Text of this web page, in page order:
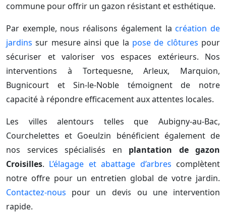
commune pour offrir un gazon résistant et esthétique.
Par exemple, nous réalisons également lacréation de
jardins sur mesure ainsi que la pose de clôtures pour
sécuriser et valoriser vos espaces extérieurs. Nos
interventions à Tortequesne, Arleux, Marquion,
Bugnicourt et Sin-le-Noble témoignent de notre
capacité à répondre efficacement aux attentes locales.
Les villes alentours telles que Aubigny-au-Bac,
Courchelettes et Goeulzin bénéficient également de
nos services spécialisés en plantation de gazon
Croisilles. L’élagage et abattage d’arbres complètent
notre offre pour un entretien global de votre jardin.
Contactez-nous pour un devis ou une intervention
rapide.